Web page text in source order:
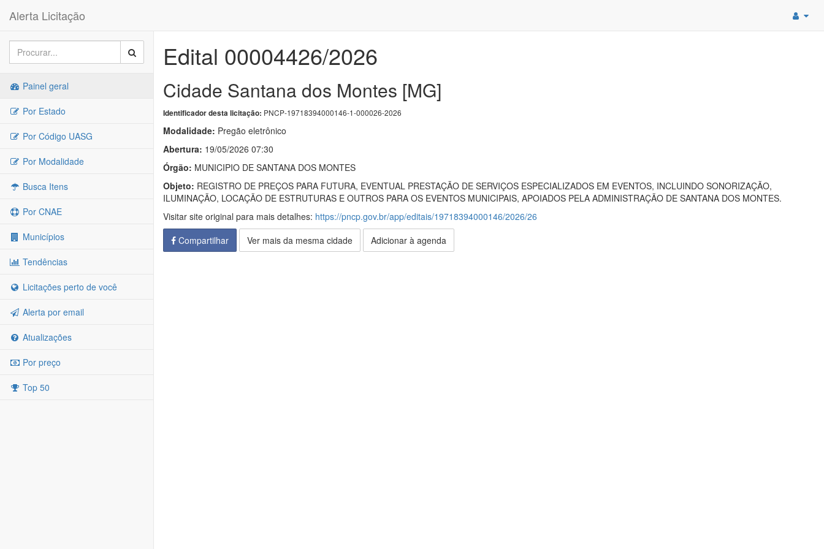
Alerta Licitação
Painel geral
Por Estado
Por Código UASG
Por Modalidade
Busca Itens
Por CNAE
Municípios
Tendências
Licitações perto de você
Alerta por email
Atualizações
Por preço
Top 50
Edital 00004426/2026
Cidade Santana dos Montes [MG]
Identificador desta licitação: PNCP-19718394000146-1-000026-2026
Modalidade: Pregão eletrônico
Abertura: 19/05/2026 07:30
Órgão: MUNICIPIO DE SANTANA DOS MONTES
Objeto: REGISTRO DE PREÇOS PARA FUTURA, EVENTUAL PRESTAÇÃO DE SERVIÇOS ESPECIALIZADOS EM EVENTOS, INCLUINDO SONORIZAÇÃO,
ILUMINAÇÃO, LOCAÇÃO DE ESTRUTURAS E OUTROS PARA OS EVENTOS MUNICIPAIS, APOIADOS PELA ADMINISTRAÇÃO DE SANTANA DOS MONTES.
Visitar site original para mais detalhes: https://pncp.gov.br/app/editais/19718394000146/2026/26
Compartilhar
Ver mais da mesma cidade Adicionar à agenda